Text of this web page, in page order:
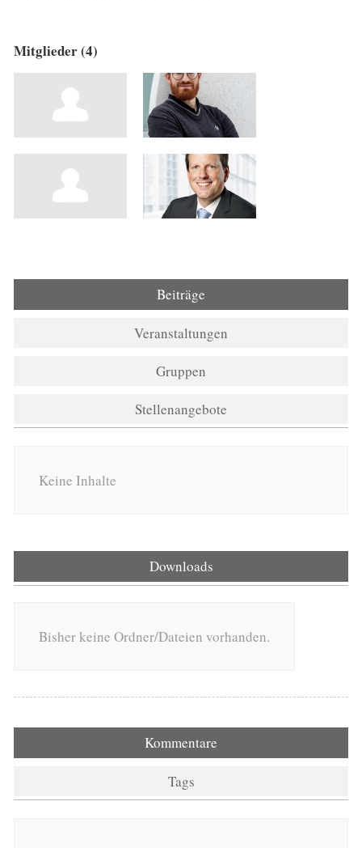
Mitglieder (4)
Beiträge
Veranstaltungen
Gruppen
Stellenangebote
Keine Inhalte
Downloads
Bisher keine Ordner/Dateien vorhanden.
Kommentare
Tags